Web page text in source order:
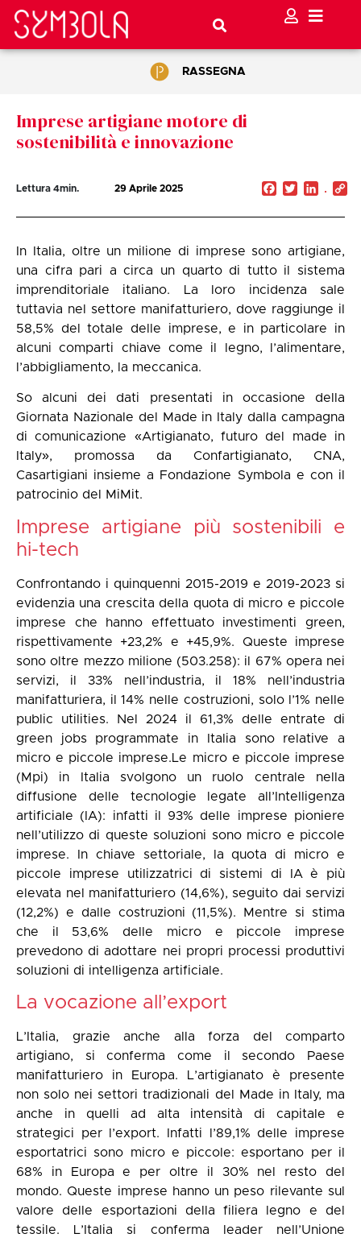
RASSEGNA
Imprese artigiane motore di
sostenibilità e innovazione
Lettura 4min. 29 Aprile 2025 Facebook
Twitter
In Italia, oltre un milione di imprese sono artigiane,
una cifra pari a circa un quarto di tutto il sistema
imprenditoriale italiano. La loro incidenza sale
tuttavia nel settore manifatturiero, dove raggiunge il
58,5% del totale delle imprese, e in particolare in
alcuni comparti chiave come il legno, l’alimentare,
l’abbigliamento, la meccanica.
So alcuni dei dati presentati in occasione della
Giornata Nazionale del Made in Italy dalla campagna
di comunicazione «Artigianato, futuro del made in
Italy», promossa da Confartigianato, CNA,
Casartigiani insieme a Fondazione Symbola e con il
patrocinio del MiMit.
Imprese artigiane più sostenibili e
hi-tech
Confrontando i quinquenni 2015-2019 e 2019-2023 si
evidenzia una crescita della quota di micro e piccole
imprese che hanno effettuato investimenti green,
rispettivamente +23,2% e +45,9%. Queste imprese
sono oltre mezzo milione (503.258): il 67% opera nei
servizi, il 33% nell’industria, il 18% nell’industria
manifatturiera, il 14% nelle costruzioni, solo l’1% nelle
public utilities. Nel 2024 il 61,3% delle entrate di
green jobs programmate in Italia sono relative a
micro e piccole imprese.Le micro e piccole imprese
(Mpi) in Italia svolgono un ruolo centrale nella
diffusione delle tecnologie legate all’Intelligenza
artificiale (IA): infatti il 93% delle imprese pioniere
nell’utilizzo di queste soluzioni sono micro e piccole
imprese. In chiave settoriale, la quota di micro e
piccole imprese utilizzatrici di sistemi di IA è più
elevata nel manifatturiero (14,6%), seguito dai servizi
(12,2%) e dalle costruzioni (11,5%). Mentre si stima
che il 53,6% delle micro e piccole imprese
prevedono di adottare nei propri processi produttivi
soluzioni di intelligenza artificiale.
La vocazione all’export
L’Italia, grazie anche alla forza del comparto
artigiano, si conferma come il secondo Paese
manifatturiero in Europa. L’artigianato è presente
non solo nei settori tradizionali del Made in Italy, ma
anche in quelli ad alta intensità di capitale e
strategici per l’export. Infatti l’89,1% delle imprese
esportatrici sono micro e piccole: esportano per il
68% in Europa e per oltre il 30% nel resto del
mondo. Queste imprese hanno un peso rilevante sul
valore delle esportazioni della filiera legno e del
tessile. L’Italia si conferma leader nell’Unione